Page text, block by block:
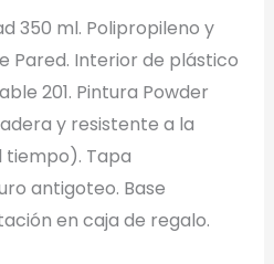
de tu logotipo.
Previa con IA
350 ml. Polipropileno y
Pared. Interior de plástico
201. Pintura Powder
y resistente a la
tiempo). Tapa
antigoteo. Base
en caja de regalo.